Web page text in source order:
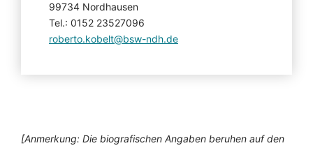
99734 Nordhausen
Tel.: 0152 23527096
roberto.kobelt@bsw-ndh.de
[Anmerkung: Die biografischen Angaben beruhen auf den